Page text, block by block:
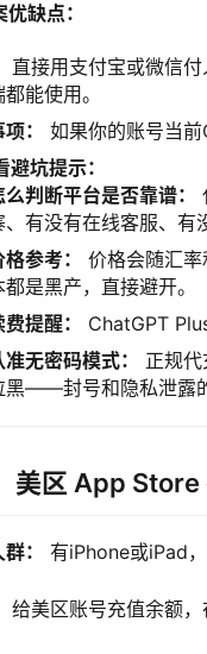
缺点：
直接用支付宝或微信
能使用。
：
如果你的账号当
坑提示：
么判断平台是否靠谱：
、有没有在线客服、有
参考：
价格会随汇
都是黑产，直接避开。
提醒：
ChatGPT
准无密码模式：
正规
黑——封号和隐私泄露
美区 App Store
： 有iPhone或iPad
给美区账号充值余额，